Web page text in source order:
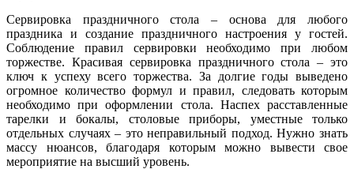
Сервировка праздничного стола – основа для любого
праздника и создание праздничного настроения у гостей.
Соблюдение правил сервировки необходимо при любом
торжестве. Красивая сервировка праздничного стола – это
ключ к успеху всего торжества. За долгие годы выведено
огромное количество формул и правил, следовать которым
необходимо при оформлении стола. Наспех расставленные
тарелки и бокалы, столовые приборы, уместные только
отдельных случаях – это неправильный подход. Нужно знать
массу нюансов, благодаря которым можно вывести свое
мероприятие на высший уровень.